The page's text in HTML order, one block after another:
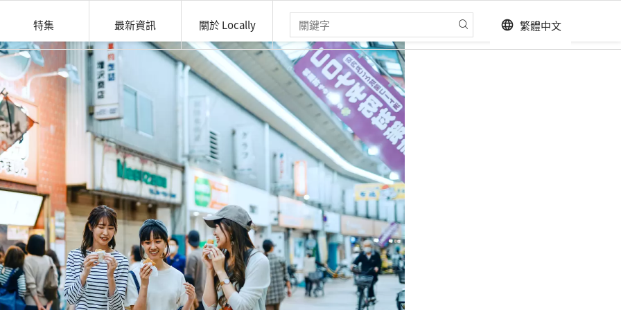
特集 最新資訊 關於 Locally language 繁體中文